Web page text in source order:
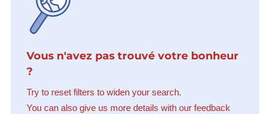
Vous n'avez pas trouvé votre bonheur
?
Try to reset filters to widen your search.
You can also give us more details with our feedback